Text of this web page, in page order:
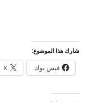
شارك هذا الموضوع:
فيس بوك X